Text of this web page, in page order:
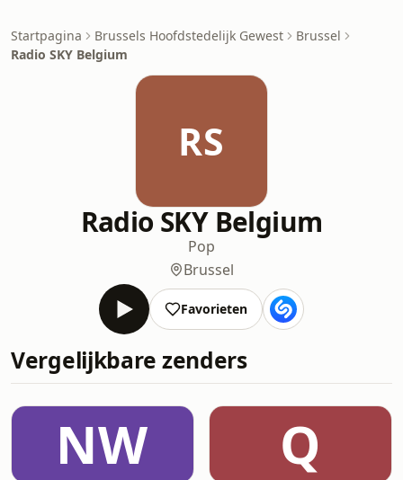
Startpagina Brussels Hoofdstedelijk Gewest
Brussel
Radio SKY Belgium
RS
Radio SKY Belgium
Pop
Brussel
Favorieten
Vergelijkbare zenders
NW Q